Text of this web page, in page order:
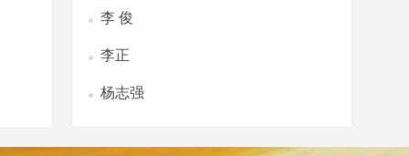
李 俊
李正
杨志强